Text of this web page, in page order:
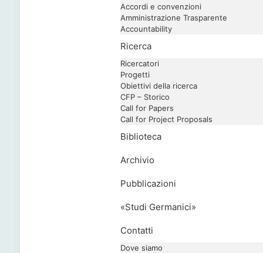
Accordi e convenzioni
Amministrazione Trasparente
Accountability
Ricerca
Ricercatori
Progetti
Obiettivi della ricerca
CFP – Storico
Call for Papers
Call for Project Proposals
Biblioteca
Archivio
Pubblicazioni
«Studi Germanici»
Contatti
Dove siamo